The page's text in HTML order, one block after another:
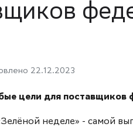
22.12.2023
цели для поставщиков
неделе» - самой